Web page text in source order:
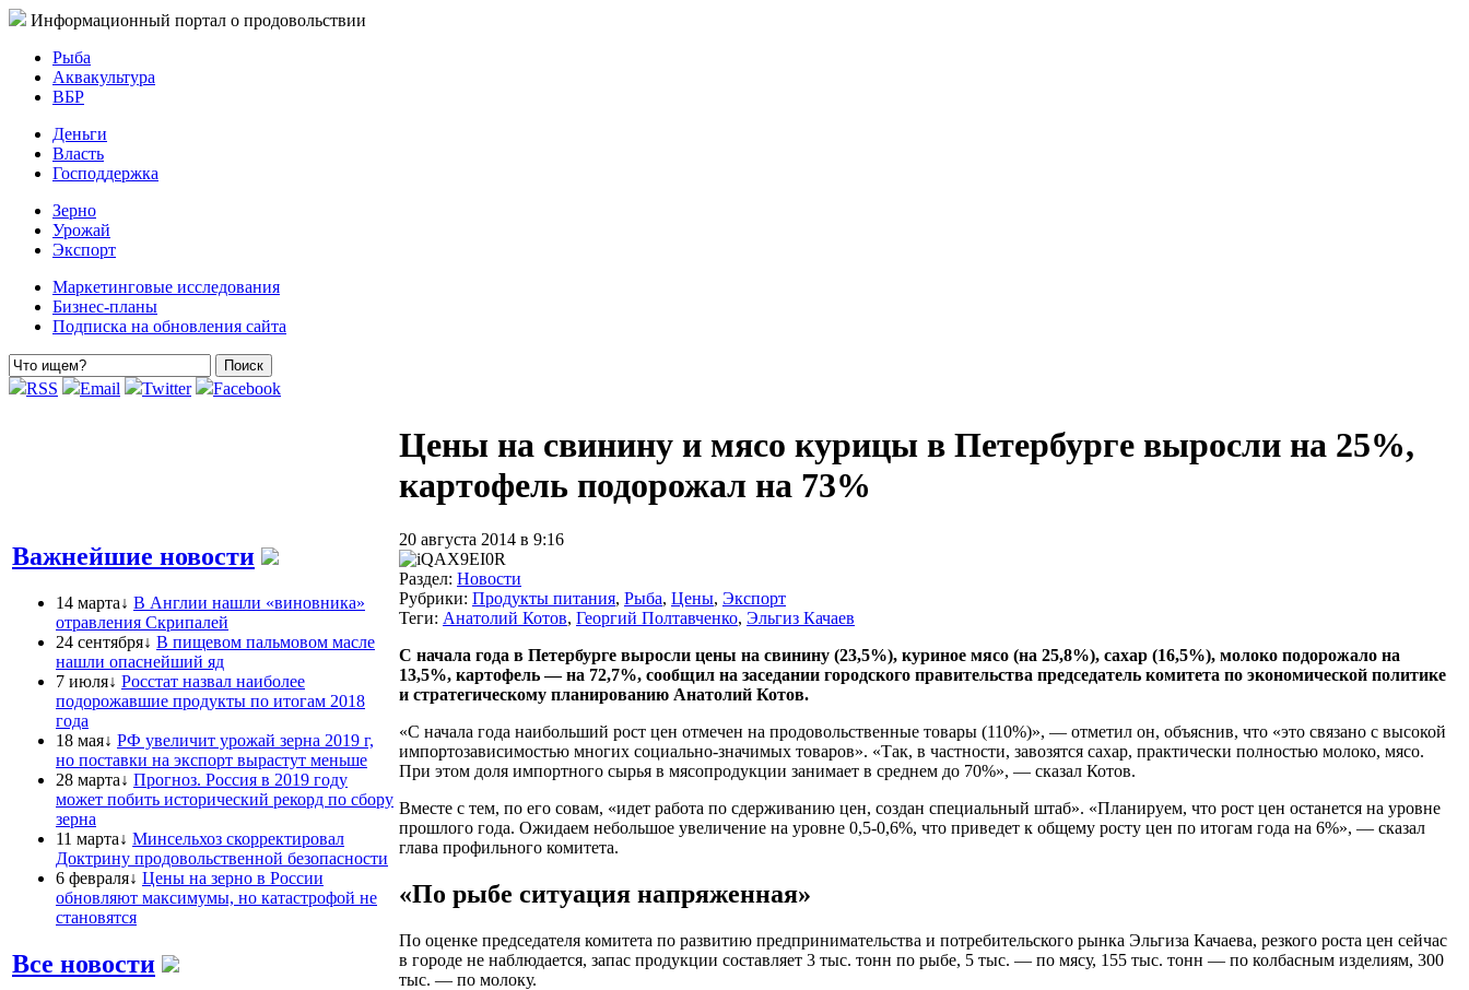
Информационный портал о продовольствии
Рыба
Аквакультура
ВБР
Деньги
Власть
Господдержка
Зерно
Урожай
Экспорт
Маркетинговые исследования
Бизнес-планы
Подписка на обновления сайта
RSS Email Twitter Facebook
Важнейшие новости
14 марта↓ В Англии нашли «виновника»
отравления Скрипалей
24 сентября↓ В пищевом пальмовом масле
нашли опаснейший яд
7 июля↓ Росстат назвал наиболее
подорожавшие продукты по итогам 2018
года
18 мая↓ РФ увеличит урожай зерна 2019 г,
но поставки на экспорт вырастут меньше
28 марта↓ Прогноз. Россия в 2019 году
может побить исторический рекорд по сбору
зерна
11 марта↓ Минсельхоз скорректировал
Доктрину продовольственной безопасности
6 февраля↓ Цены на зерно в России
обновляют максимумы, но катастрофой не
становятся
Все новости
Цены на свинину и мясо курицы в Петербурге выросли на 25%,
картофель подорожал на 73%
20 августа 2014 в 9:16
Раздел: Новости
Рубрики: Продукты питания, Рыба, Цены, Экспорт
Теги: Анатолий Котов, Георгий Полтавченко, Эльгиз Качаев
С начала года в Петербурге выросли цены на свинину (23,5%), куриное мясо (на 25,8%), сахар (16,5%), молоко подорожало на
13,5%, картофель — на 72,7%, сообщил на заседании городского правительства председатель комитета по экономической политике
и стратегическому планированию Анатолий Котов.
«С начала года наибольший рост цен отмечен на продовольственные товары (110%)», — отметил он, объяснив, что «это связано с высокой
импортозависимостью многих социально-значимых товаров». «Так, в частности, завозятся сахар, практически полностью молоко, мясо.
При этом доля импортного сырья в мясопродукции занимает в среднем до 70%», — сказал Котов.
Вместе с тем, по его совам, «идет работа по сдерживанию цен, создан специальный штаб». «Планируем, что рост цен останется на уровне
прошлого года. Ожидаем небольшое увеличение на уровне 0,5-0,6%, что приведет к общему росту цен по итогам года на 6%», — сказал
глава профильного комитета.
«По рыбе ситуация напряженная»
По оценке председателя комитета по развитию предпринимательства и потребительского рынка Эльгиза Качаева, резкого роста цен сейчас
в городе не наблюдается, запас продукции составляет 3 тыс. тонн по рыбе, 5 тыс. — по мясу, 155 тыс. тонн — по колбасным изделиям, 300
тыс. — по молоку.